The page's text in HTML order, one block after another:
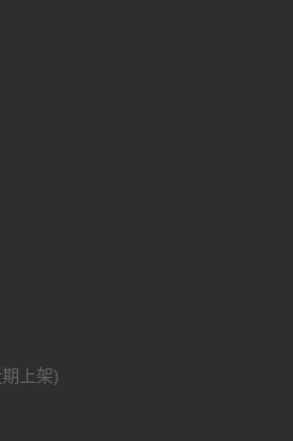
上架)